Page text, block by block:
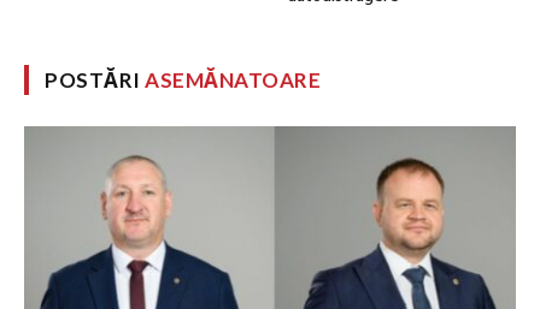
POSTĂRIASEMĂNATOARE